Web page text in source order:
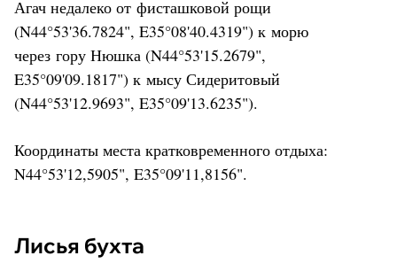
Агач недалеко от фисташковой рощи
(N44°53'36.7824", E35°08'40.4319") к морю
через гору Нюшка (N44°53'15.2679",
E35°09'09.1817") к мысу Сидеритовый
(N44°53'12.9693", E35°09'13.6235").
Координаты места кратковременного отдыха:
N44°53'12,5905", E35°09'11,8156".
Лисья бухта